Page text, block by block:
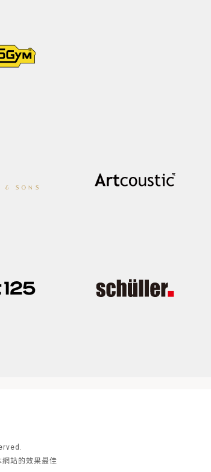
站的效果最佳